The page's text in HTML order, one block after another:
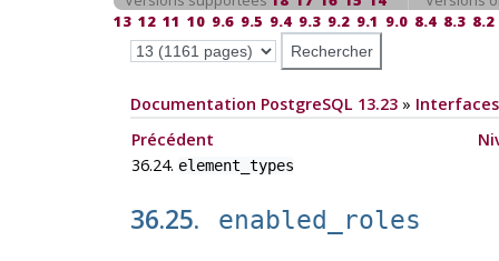
13 12 11 10 9.6 9.5 9.4 9.3 9.2 9.1 9.0 8.4 8.3 8.2
Documentation PostgreSQL 13.23»
Précédent
36.24. element_types
36.25. enabled_roles